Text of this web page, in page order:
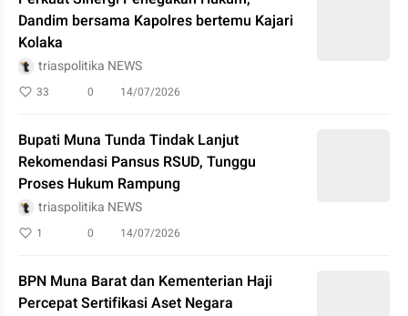
Dandim bersama Kapolres bertemu Kajari
Kolaka
triaspolitika NEWS
33 0 14/07/2026
Bupati Muna Tunda Tindak Lanjut
Rekomendasi Pansus RSUD, Tunggu
Proses Hukum Rampung
triaspolitika NEWS
1 0 14/07/2026
BPN Muna Barat dan Kementerian Haji
Percepat Sertifikasi Aset Negara